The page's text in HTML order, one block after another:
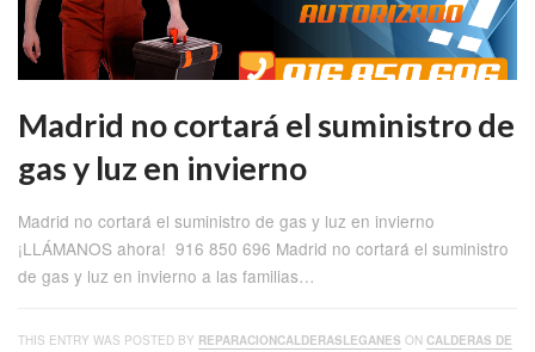
Madrid no cortará el suministro de
gas y luz en invierno
Madrid no cortará el suministro de gas y luz en invierno
¡LLÁMANOS ahora! 916 850 696 Madrid no cortará el suministro
de gas y luz en invierno a las familias…
THIS ENTRY WAS POSTED BY REPARACIONCALDERASLEGANES ON CALDERAS DE